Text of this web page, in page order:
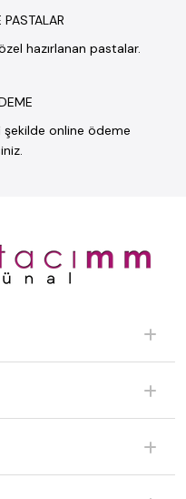
hazırlanan pastalar.
şekilde online ödeme